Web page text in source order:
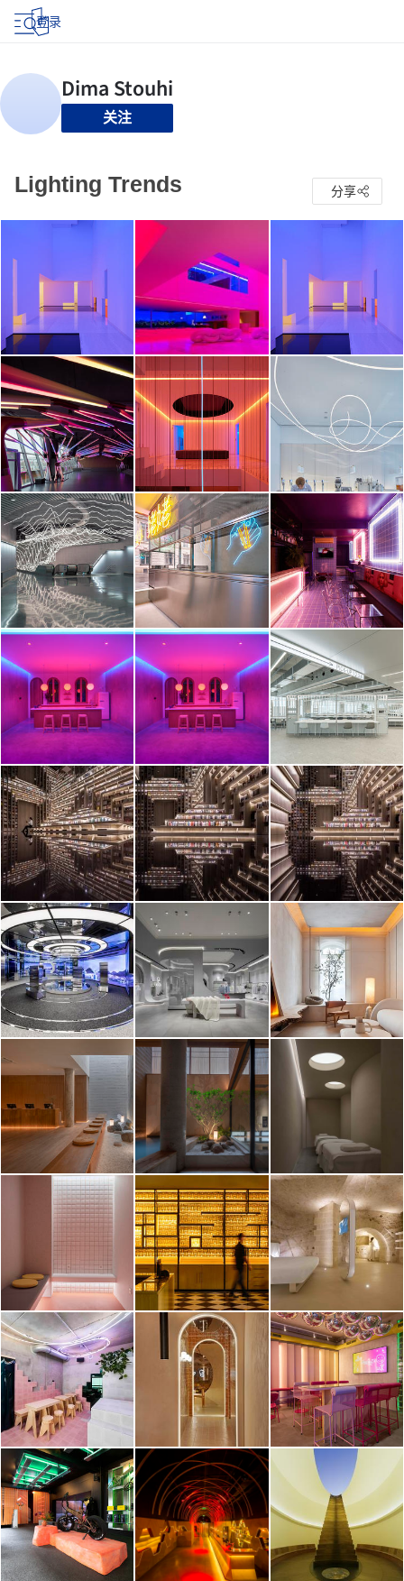
登录
关注
Lighting Trends 分享